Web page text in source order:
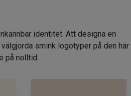
identitet. Att designa en
smink logotyper på den här
på nolltid.